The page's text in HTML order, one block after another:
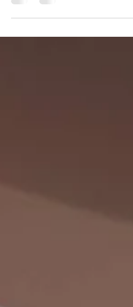
Hay abuelas que cuando me
con tanta emoción… que yo